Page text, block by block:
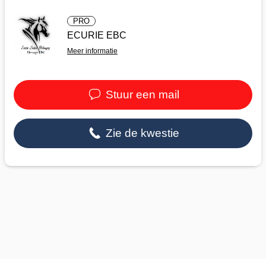
PRO
ECURIE EBC
Meer informatie
Stuur een mail
Zie de kwestie